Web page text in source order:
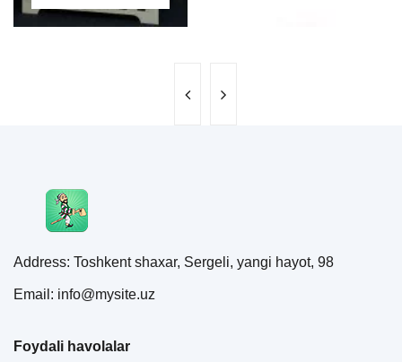
Address: Toshkent shaxar, Sergeli, yangi hayot, 98
Email: info@mysite.uz
Foydali havolalar